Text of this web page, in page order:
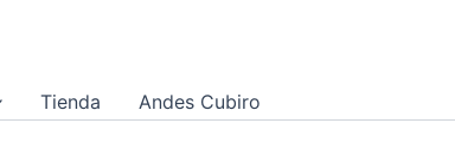
Tienda Andes Cubiro